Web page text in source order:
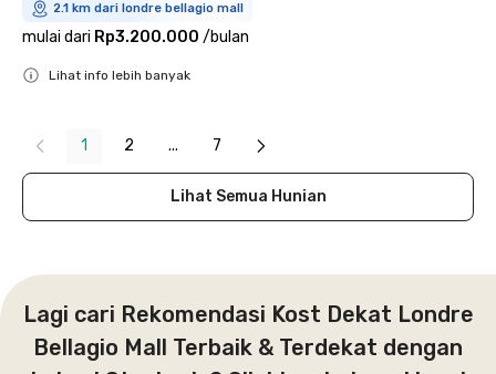
2.1 km dari londre bellagio mall
mulai dari Rp3.200.000 /bulan
Lihat info lebih banyak
1 2 ... 7
Lihat Semua Hunian
Lagi cari Rekomendasi Kost Dekat Londre
Bellagio Mall Terbaik & Terdekat dengan